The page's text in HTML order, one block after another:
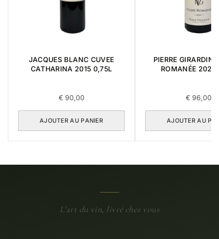
JACQUES BLANC CUVEE
CATHARINA 2015 0,75L
€90,00
AJOUTER AU PANIER
PIERRE GIRARDIN
ROMANÉE 2021
€96,00
AJOUTER AU
L'art du vin, livré chez vous